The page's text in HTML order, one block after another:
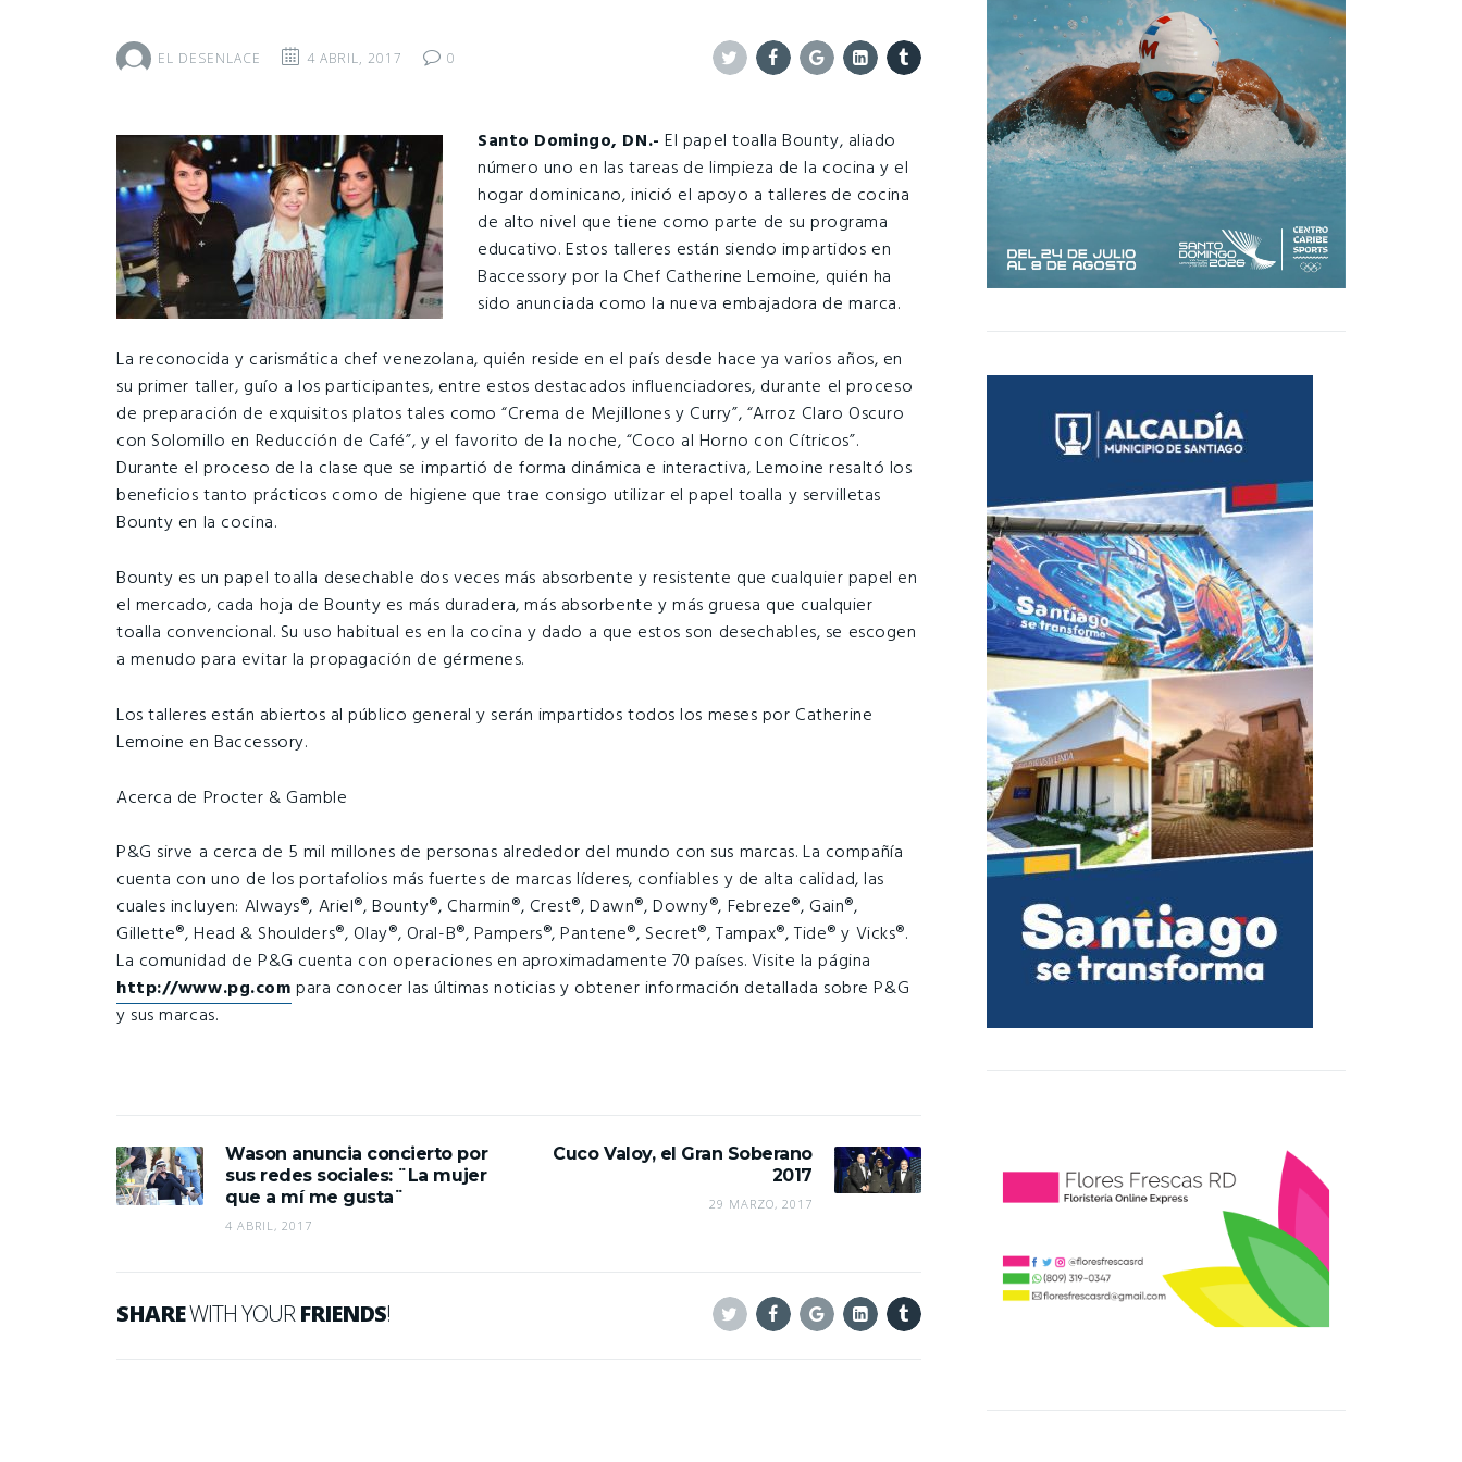
EL DESENLACE 4 ABRIL, 2017
0
Santo Domingo, DN.- El papel toalla Bounty, aliado
número uno en las tareas de limpieza de la cocina y el
hogar dominicano, inició el apoyo a talleres de cocina
de alto nivel que tiene como parte de su programa
educativo. Estos talleres están siendo impartidos en
Baccessory por la Chef Catherine Lemoine, quién ha
sido anunciada como la nueva embajadora de marca.
La reconocida y carismática chef venezolana, quién reside en el país desde hace ya varios años, en
su primer taller, guío a los participantes, entre estos destacados influenciadores, durante el proceso
de preparación de exquisitos platos tales como “Crema de Mejillones y Curry”, “Arroz Claro Oscuro
con Solomillo en Reducción de Café”, y el favorito de la noche, “Coco al Horno con Cítricos”.
Durante el proceso de la clase que se impartió de forma dinámica e interactiva, Lemoine resaltó los
beneficios tanto prácticos como de higiene que trae consigo utilizar el papel toalla y servilletas
Bounty en la cocina.
Bounty es un papel toalla desechable dos veces más absorbente y resistente que cualquier papel en
el mercado, cada hoja de Bounty es más duradera, más absorbente y más gruesa que cualquier
toalla convencional. Su uso habitual es en la cocina y dado a que estos son desechables, se escogen
a menudo para evitar la propagación de gérmenes.
Los talleres están abiertos al público general y serán impartidos todos los meses por Catherine
Lemoine en Baccessory.
Acerca de Procter & Gamble
P&G sirve a cerca de 5 mil millones de personas alrededor del mundo con sus marcas. La compañía
cuenta con uno de los portafolios más fuertes de marcas líderes, confiables y de alta calidad, las
cuales incluyen: Always®, Ariel®, Bounty®, Charmin®, Crest®, Dawn®, Downy®, Febreze®, Gain®,
Gillette®, Head & Shoulders®, Olay®, Oral-B®, Pampers®, Pantene®, Secret®, Tampax®, Tide® y Vicks®.
La comunidad de P&G cuenta con operaciones en aproximadamente 70 países. Visite la página
http://www.pg.compara conocer las últimas noticias y obtener información detallada sobre P&G
y sus marcas.
Wason anuncia concierto por
sus redes sociales: ¨La mujer
que a mí me gusta¨
4 ABRIL, 2017
Cuco Valoy, el Gran Soberano
2017
29 MARZO, 2017
SHAREWITH YOURFRIENDS!